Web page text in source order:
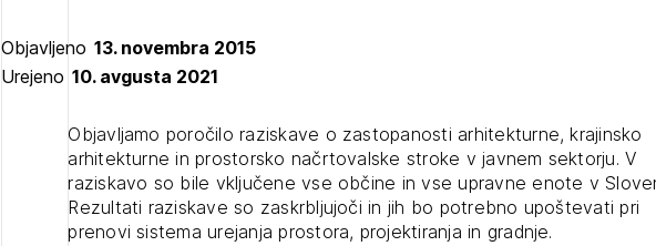
Kandidati za
dejavnosti
Sklepanje poslov
Objavljeno 13. novembra 2015
Urejeno 10. avgusta 2021
Objavljamo poročilo raziskave o zastopanosti arhitekturne, krajinsko
arhitekturne in prostorsko načrtovalske stroke v javnem sektorju. V
raziskavo so bile vključene vse občine in vse upravne enote v
Rezultati raziskave so zaskrbljujoči in jih bo potrebno upoštevati pri
prenovi sistema urejanja prostora, projektiranja in gradnje.